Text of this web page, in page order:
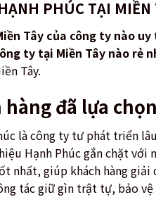
PHÚC TẠI
Tây của công ty nào
ty tại Miền Tây nào rẻ
Tây.
đã lựa
là công ty tư phát triển
Hạnh Phúc gắn chặt với
nhất, giúp khách hàng giải
tác giữ gìn trật tự, bảo